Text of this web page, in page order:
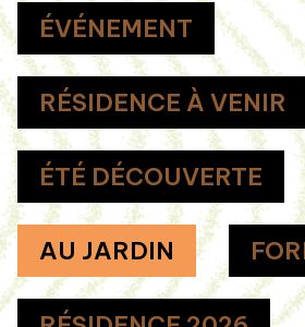
ÉVÉNEMENT
RÉSIDENCE À VENIR
ÉTÉ DÉCOUVERTE
AU JARDIN